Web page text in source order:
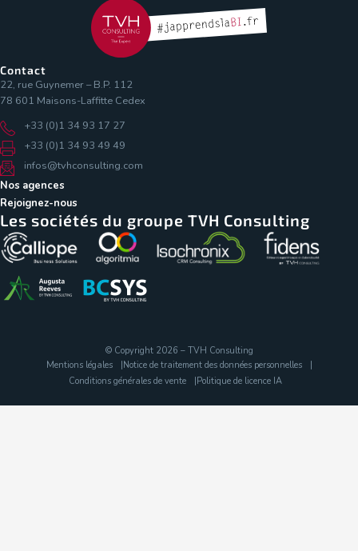
Contact
22, rue Guynemer – B.P. 112
78 601 Maisons-Laffitte Cedex
+33 (0)1 34 93 17 27
+33 (0)1 34 93 49 49
infos@tvhconsulting.com
Nos agences
Rejoignez-nous
Les sociétés du groupe TVH Consulting
© Copyright 2026 – TVH Consulting
Mentions légales
Notice de traitement des données personnelles
Conditions générales de vente
Politique de licence IA